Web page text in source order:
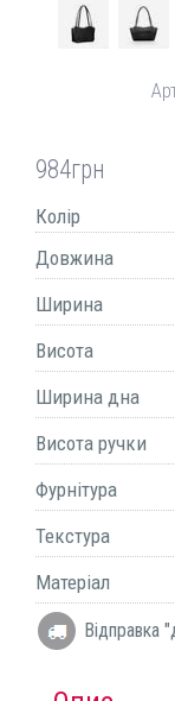
984грн
Колір
Довжина
Ширина
Висота
Ширина дна
Висота ручки
Фурнітура
Текстура
Матеріал
Відправка